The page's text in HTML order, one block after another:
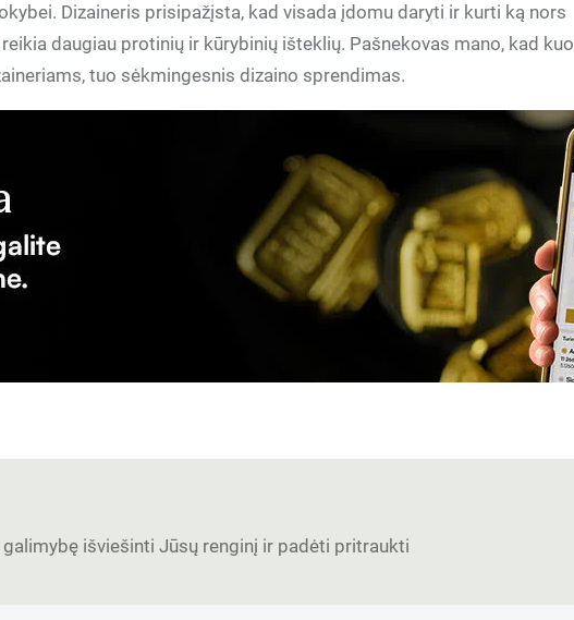
Dizaineris prisipažįsta, kad visada įdomu daryti ir kurti ką nors
daugiau protinių ir kūrybinių išteklių. Pašnekovas mano, kad kuo
tuo sėkmingesnis dizaino sprendimas.
išviešinti Jūsų renginį ir padėti pritraukti